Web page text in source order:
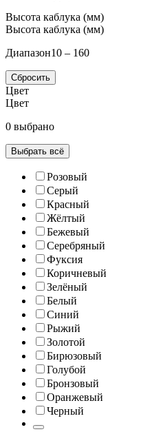
Высота каблука (мм)
Высота каблука (мм)
Диапазон10 – 160
Сбросить
Цвет
Цвет
0 выбрано
Выбрать всё
Розовый
Серый
Красный
Жёлтый
Бежевый
Серебряный
Фуксия
Коричневый
Зелёный
Белый
Синий
Рыжий
Золотой
Бирюзовый
Голубой
Бронзовый
Оранжевый
Черный